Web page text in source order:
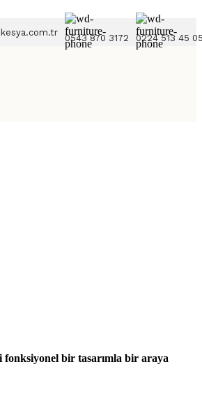
0543 870 3172 0224 513 45
fonksiyonel bir tasarımla bir araya